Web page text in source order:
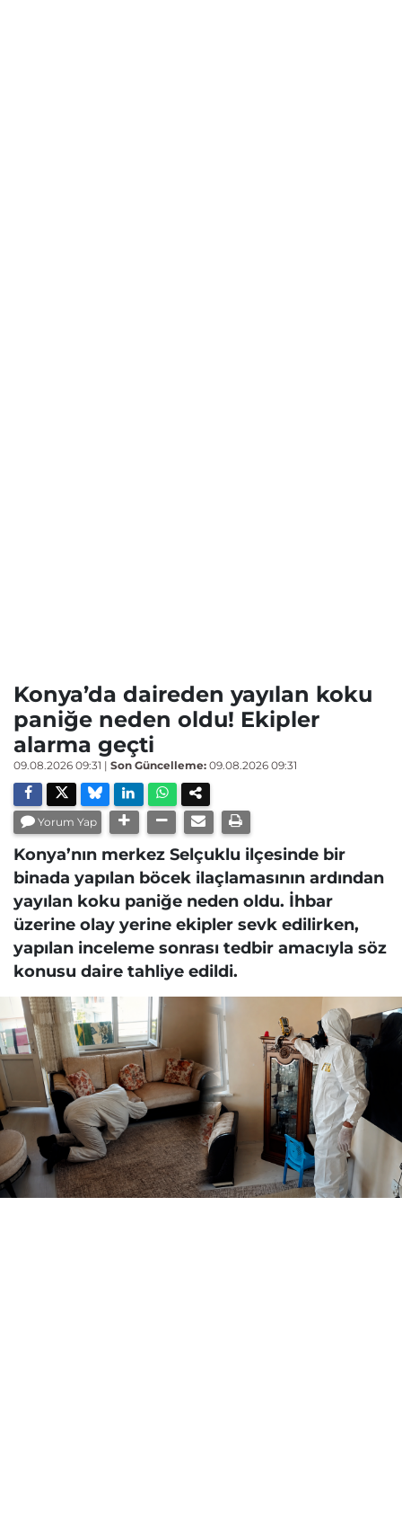
Konya’da daireden yayılan koku
paniğe neden oldu! Ekipler
alarma geçti
09.08.2026 09:31 | Son Güncelleme: 09.08.2026 09:31
Yorum Yap
Konya’nın merkez Selçuklu ilçesinde bir
binada yapılan böcek ilaçlamasının ardından
yayılan koku paniğe neden oldu. İhbar
üzerine olay yerine ekipler sevk edilirken,
yapılan inceleme sonrası tedbir amacıyla söz
konusu daire tahliye edildi.